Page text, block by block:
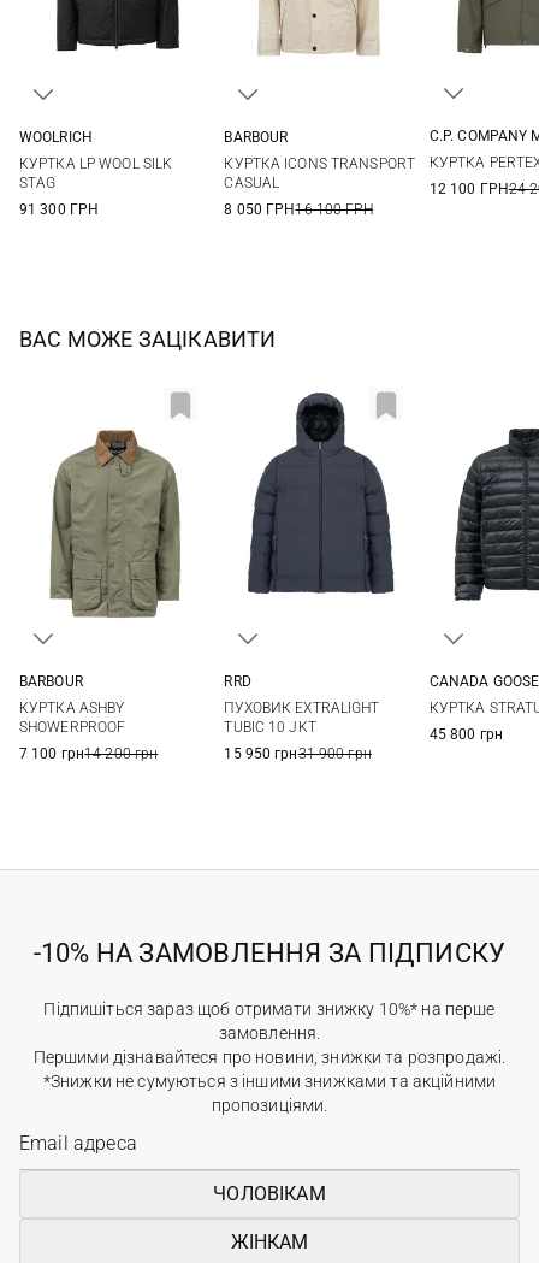
3XL
WOOLRICH
КУРТКА LP WOOL SILK
STAG
91 300 ГРН
BARBOUR
КУРТКА ICONS TRANSPORT
CASUAL
8 050 ГРН16 100 ГРН
C.P. COMPANY
КУРТКА
12 100 ГРН24
ВАС МОЖЕ ЗАЦІКАВИТИ
BARBOUR
КУРТКА ASHBY
SHOWERPROOF
7 100 грн14 200 грн
56
RRD
ПУХОВИК EXTRALIGHT
TUBIC 10 JKT
15 950 грн31 900 грн
CANADA GOOSE
КУРТКА
45 800 грн
-10% НА ЗАМОВЛЕННЯ ЗА ПІДПИСКУ
Підпишіться зараз щоб отримати знижку 10%* на перше
замовлення.
Першими дізнавайтеся про новини, знижки та розпродажі.
*Знижки не сумуються з іншими знижками та акційними
пропозиціями.
ЧОЛОВІКАМ
ЖІНКАМ